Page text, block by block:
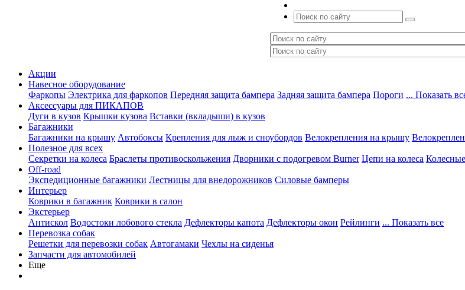
Акции
Навесное оборудование
Фаркопы Электрика для фаркопов Передняя защита бампера Задняя защита бампера Пороги ... Показать
Аксессуары для ПИКАПОВ
Дуги в кузов Крышки кузова Вставки (вкладыши) в кузов
Багажники
Багажники на крышу Автобоксы Крепления для лыж и сноубордов Велокрепления на крышу
Полезное для всех
Секретки на колеса Браслеты противоскольжения Дворники с подогревом Burner Цепи на колеса
Off-road
Экспедиционные багажники Лестницы для внедорожников Силовые бамперы
Интерьер
Коврики в багажник Коврики в салон
Экстерьер
Антискол Водостоки лобового стекла Дефлекторы капота Дефлекторы окон Рейлинги ... Показать все
Перевозка собак
Решетки для перевозки собак Автогамаки Чехлы на сиденья
Запчасти для автомобилей
Еще